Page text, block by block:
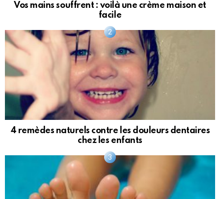
Vos mains souffrent : voilà une crème maison et
facile
4 remèdes naturels contre les douleurs dentaires
chez les enfants